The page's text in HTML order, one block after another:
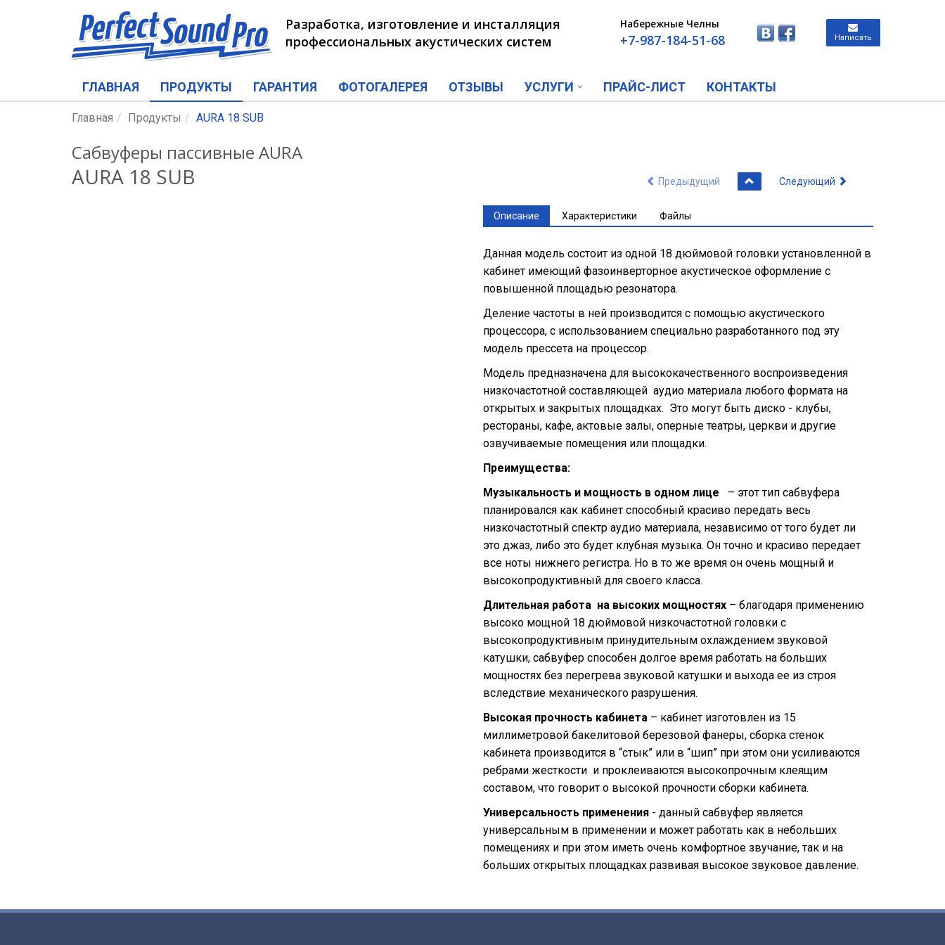
Разработка, изготовление и инсталляция
профессиональных акустических систем
Набережные Челны
+7-987-184-51-68 Написать
ГЛАВНАЯ ПРОДУКТЫ ГАРАНТИЯ ФОТОГАЛЕРЕЯ ОТЗЫВЫ УСЛУГИ ПРАЙС-ЛИСТ КОНТАКТЫ
Главная Продукты AURA 18 SUB
Сабвуферы пассивные AURA
AURA 18 SUB Предыдущий Следующий
Описание Характеристики Файлы
Данная модель состоит из одной 18 дюймовой головки установленной в
кабинет имеющий фазоинверторное акустическое оформление с
повышенной площадью резонатора.
Деление частоты в ней производится с помощью акустического
процессора, с использованием специально разработанного под эту
модель прессета на процессор.
Модель предназначена для высококачественного воспроизведения
низкочастотной составляющей аудио материала любого формата на
открытых и закрытых площадках. Это могут быть диско - клубы,
рестораны, кафе, актовые залы, оперные театры, церкви и другие
озвучиваемые помещения или площадки.
Преимущества:
Музыкальность и мощность в одном лице – этот тип сабвуфера
планировался как кабинет способный красиво передать весь
низкочастотный спектр аудио материала, независимо от того будет ли
это джаз, либо это будет клубная музыка. Он точно и красиво передает
все ноты нижнего регистра. Но в то же время он очень мощный и
высокопродуктивный для своего класса.
Длительная работа на высоких мощностях – благодаря применению
высоко мощной 18 дюймовой низкочастотной головки с
высокопродуктивным принудительным охлаждением звуковой
катушки, сабвуфер способен долгое время работать на больших
мощностях без перегрева звуковой катушки и выхода ее из строя
вследствие механического разрушения.
Высокая прочность кабинета – кабинет изготовлен из 15
миллиметровой бакелитовой березовой фанеры, сборка стенок
кабинета производится в “стык” или в “шип” при этом они усиливаются
ребрами жесткости и проклеиваются высокопрочным клеящим
составом, что говорит о высокой прочности сборки кабинета.
Универсальность применения - данный сабвуфер является
универсальным в применении и может работать как в небольших
помещениях и при этом иметь очень комфортное звучание, так и на
больших открытых площадках развивая высокое звуковое давление.